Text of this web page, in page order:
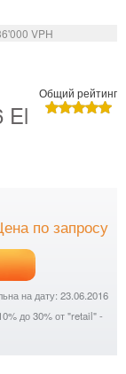
VPH
Общий рейтинг
El
по запросу
на дату: 23.06.2016
до 30% от "retail" -